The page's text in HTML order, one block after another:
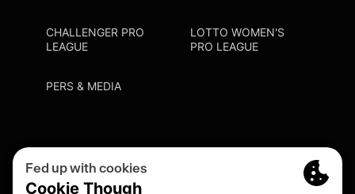
CHALLENGER PRO
LEAGUE
LOTTO WOMEN'S
PRO LEAGUE
PERS & MEDIA